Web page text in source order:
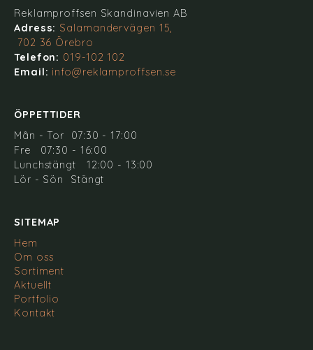
Reklamproffsen Skandinavien AB
Adress: Salamandervägen 15,
702 36 Örebro
Telefon: 019-102 102
Email: info@reklamproffsen.se
ÖPPETTIDER
Mån - Tor 07:30 - 17:00
Fre 07:30 - 16:00
Lunchstängt 12:00 - 13:00
Lör - Sön Stängt
SITEMAP
Hem
Om oss
Sortiment
Aktuellt
Portfolio
Kontakt